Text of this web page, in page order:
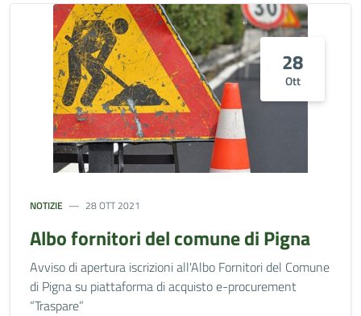
28
Ott
NOTIZIE 28 OTT 2021
Albo fornitori del comune di Pigna
Avviso di apertura iscrizioni all'Albo Fornitori del Comune
di Pigna su piattaforma di acquisto e-procurement
“Traspare”